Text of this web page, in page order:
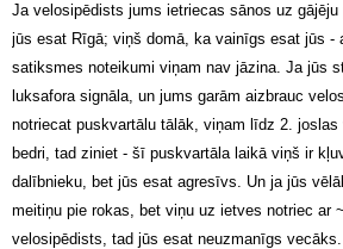
Ja velosipēdists jums ietriecas sānos uz
jūs esat Rīgā; viņš domā, ka vainīgs esat jūs -
satiksmes noteikumi viņam nav jāzina. Ja jūs
luksafora signāla, un jums garām aizbrauc
notriecat puskvartālu tālāk, viņam līdz 2.
bedri, tad ziniet - šī puskvartāla laikā viņš ir
dalībnieku, bet jūs esat agresīvs. Un ja jūs
meitiņu pie rokas, bet viņu uz ietves notriec ar
velosipēdists, tad jūs esat neuzmanīgs vecāks.